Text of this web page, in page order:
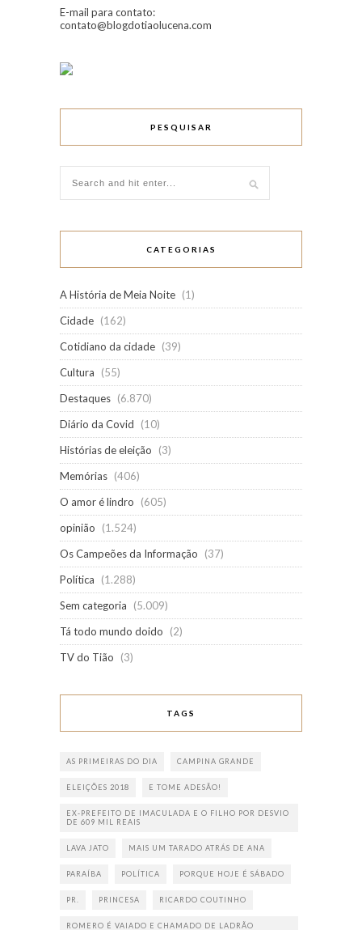
E-mail para contato:
contato@blogdotiaolucena.com
PESQUISAR
CATEGORIAS
A História de Meia Noite (1)
Cidade (162)
Cotidiano da cidade (39)
Cultura
(55)
Destaques (6.870)
Diário da Covid
(10)
Histórias de eleição
(3)
Memórias (406)
O amor é lindro
(605)
opinião
(1.524)
Os Campeões da Informação
(37)
Política
(1.288)
Sem categoria
(5.009)
Tá todo mundo doido
(2)
TV do Tião
(3)
TAGS
AS PRIMEIRAS DO DIA CAMPINA GRANDE
ELEIÇÕES 2018 E TOME ADESÃO!
EX-PREFEITO DE IMACULADA E O FILHO POR DESVIO
DE 609 MIL REAIS
LAVA JATO MAIS UM TARADO ATRÁS DE ANA
PARAÍBA POLÍTICA PORQUE HOJE É SÁBADO
PR. PRINCESA RICARDO COUTINHO
ROMERO É VAIADO E CHAMADO DE LADRÃO